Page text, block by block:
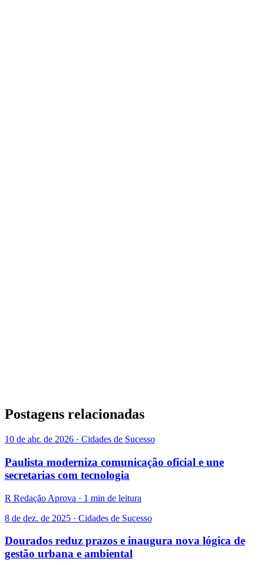
Postagens relacionadas
10 de abr. de 2026 · Cidades de Sucesso
Paulista moderniza comunicação oficial e une
secretarias com tecnologia
R Redação Aprova · 1 min de leitura
8 de dez. de 2025 · Cidades de Sucesso
Dourados reduz prazos e inaugura nova lógica de
gestão urbana e ambiental